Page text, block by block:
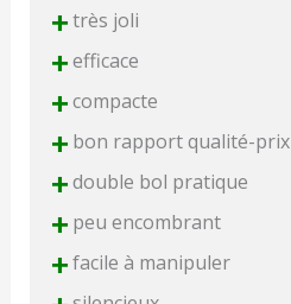
+très joli
+efficace
+compacte
+bon rapport qualité-prix
+double bol pratique
+peu encombrant
+facile à manipuler